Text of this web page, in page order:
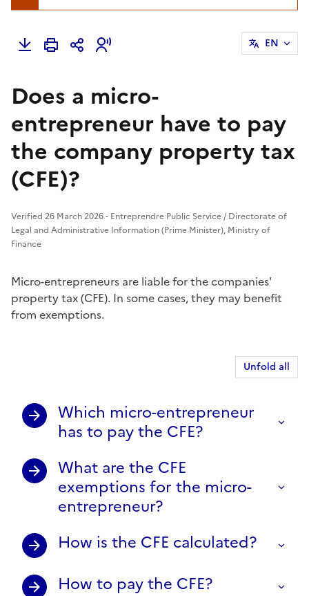
EN
Does a micro-
entrepreneur have to pay
the company property tax
(CFE)?
Verified 26 March 2026 - Entreprendre Public Service / Directorate of
Legal and Administrative Information (Prime Minister), Ministry of
Finance
Micro-entrepreneurs are liable for the companies'
property tax (CFE). In some cases, they may benefit
from exemptions.
Unfold all
Which micro-entrepreneur
has to pay the CFE?
What are the CFE
exemptions for the micro-
entrepreneur?
How is the CFE calculated?
How to pay the CFE?